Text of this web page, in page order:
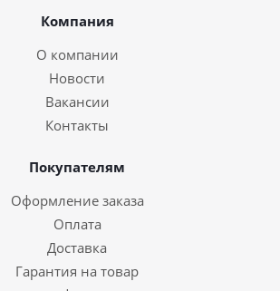
Компания
О компании
Новости
Вакансии
Контакты
Покупателям
Оформление заказа
Оплата
Доставка
Гарантия на товар